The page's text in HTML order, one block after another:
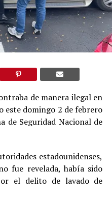
de manera ilegal en
este domingo 2 de febrero
de Seguridad Nacional de
estadounidenses,
fue revelada, había sido
el delito de lavado de